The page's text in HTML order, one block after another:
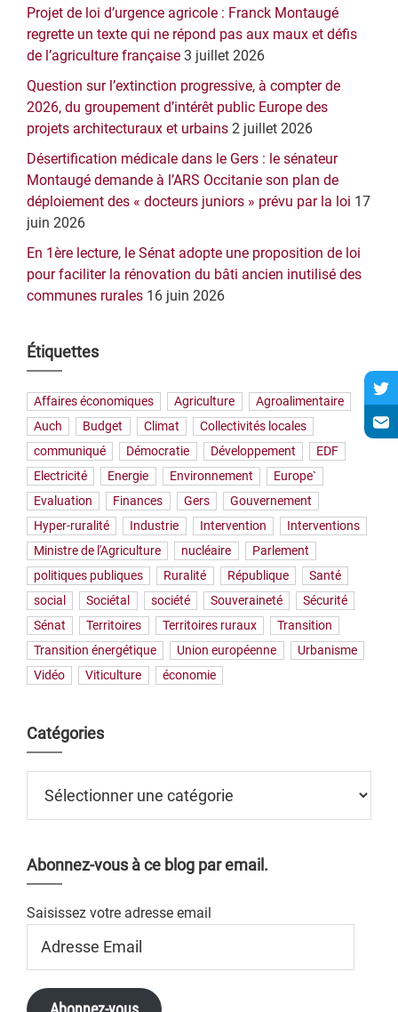
Projet de loi d’urgence agricole : Franck Montaugé
regrette un texte qui ne répond pas aux maux et défis
de l’agriculture française 3 juillet 2026
Question sur l’extinction progressive, à compter de
2026, du groupement d’intérêt public Europe des
projets architecturaux et urbains 2 juillet 2026
Désertification médicale dans le Gers : le sénateur
Montaugé demande à l’ARS Occitanie son plan de
déploiement des « docteurs juniors » prévu par la loi 17
juin 2026
En 1ère lecture, le Sénat adopte une proposition de loi
pour faciliter la rénovation du bâti ancien inutilisé des
communes rurales 16 juin 2026
Étiquettes
Affaires économiques Agriculture
Agroalimentaire
Auch
Budget Climat
Collectivités locales
communiqué
Démocratie Développement
EDF
Electricité
Energie Environnement
Europe`
Evaluation
Finances Gers
Gouvernement
Hyper-ruralité
Industrie Intervention
Interventions
Ministre de l'Agriculture
nucléaire
Parlement
politiques publiques
Ruralité République
Santé
social
Sociétal société Souveraineté
Sécurité
Sénat
Territoires Territoires ruraux
Transition
Transition énergétique
Union européenne
Urbanisme
Vidéo
Viticulture économie
Catégories
Abonnez-vous à ce blog par email.
Saisissez votre adresse email
Email